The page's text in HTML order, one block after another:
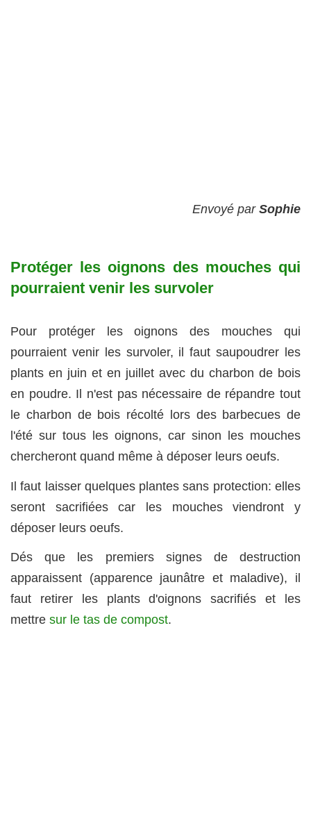
Envoyé par Sophie
Protéger les oignons des mouches qui
pourraient venir les survoler
Pour protéger les oignons des mouches qui
pourraient venir les survoler, il faut saupoudrer les
plants en juin et en juillet avec du charbon de bois
en poudre. Il n'est pas nécessaire de répandre tout
le charbon de bois récolté lors des barbecues de
l'été sur tous les oignons, car sinon les mouches
chercheront quand même à déposer leurs oeufs.
Il faut laisser quelques plantes sans protection: elles
seront sacrifiées car les mouches viendront y
déposer leurs oeufs.
Dés que les premiers signes de destruction
apparaissent (apparence jaunâtre et maladive), il
faut retirer les plants d'oignons sacrifiés et les
mettre sur le tas de compost.